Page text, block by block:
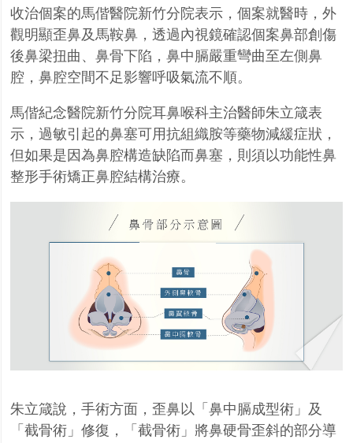
收治個案的馬偕醫院新竹分院表示，個案就醫時，外
觀明顯歪鼻及馬鞍鼻，透過內視鏡確認個案鼻部創傷
後鼻梁扭曲、鼻骨下陷，鼻中膈嚴重彎曲至左側鼻
腔，鼻腔空間不足影響呼吸氣流不順。
馬偕紀念醫院新竹分院耳鼻喉科主治醫師朱立箴表
示，過敏引起的鼻塞可用抗組織胺等藥物減緩症狀，
但如果是因為鼻腔構造缺陷而鼻塞，則須以功能性鼻
整形手術矯正鼻腔結構治療。
朱立箴說，手術方面，歪鼻以「鼻中膈成型術」及
「截骨術」修復，「截骨術」將鼻硬骨歪斜的部分導